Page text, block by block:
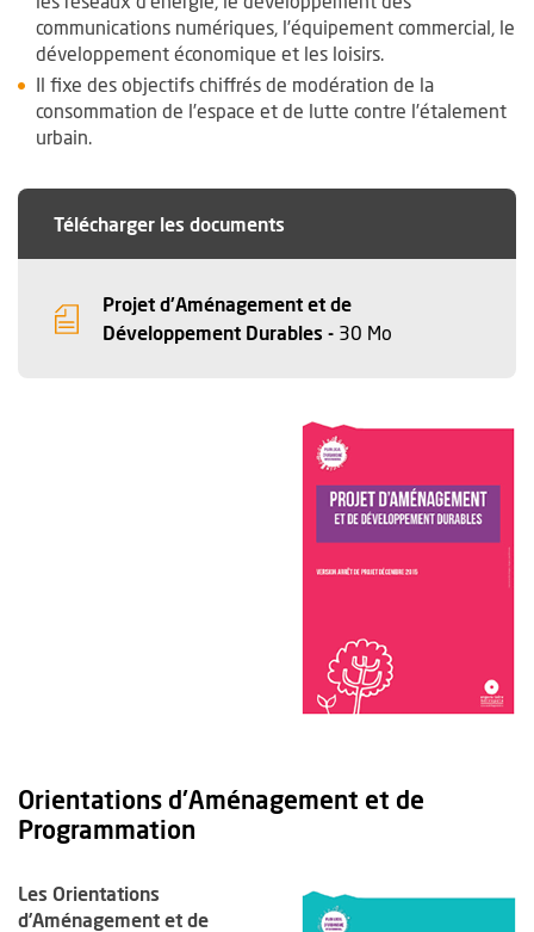
communications numériques, l’équipement commercial, le
développement économique et les loisirs.
Il fixe des objectifs chiffrés de modération de la
consommation de l’espace et de lutte contre l’étalement
urbain.
Télécharger les documents
Projet d'Aménagement et de
Développement Durables - 30 Mo
Orientations d'Aménagement et de
Programmation
Les Orientations
d’Aménagement et de